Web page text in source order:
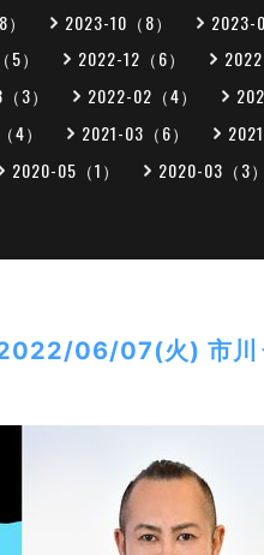
2023-10（8） 2023-
） 2022-12（6）
3） 2022-02（4）
4） 2021-03（6）
2020-05（1）
2020-03（3）
2022/06/07(火) 市川